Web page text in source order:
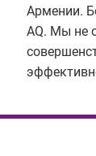
Армении.
AQ. Мы не